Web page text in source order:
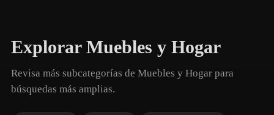
Explorar Muebles y Hogar
Revisa más subcategorías de Muebles y Hogar para
búsquedas más amplias.